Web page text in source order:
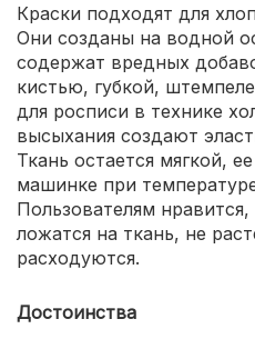
Краски подходят для
Они созданы на водной
содержат вредных
кистью, губкой,
для росписи в технике
высыхания создают
Ткань остается мягкой,
машинке при
Пользователям нравится,
ложатся на ткань, не
расходуются.
Достоинства